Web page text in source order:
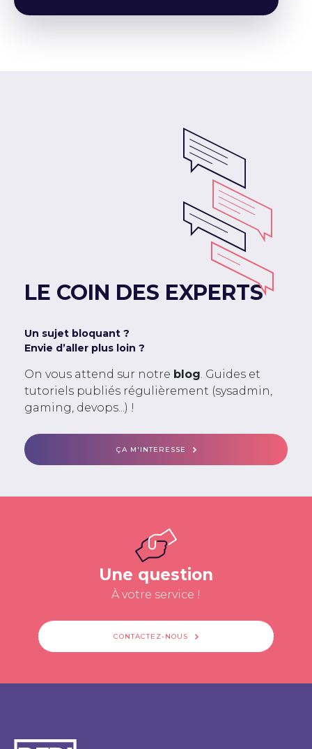
LE COIN DES EXPERTS
Un sujet bloquant ?
Envie d’aller plus loin ?
On vous attend sur notre blog. Guides et
tutoriels publiés régulièrement (sysadmin,
gaming, devops...) !
ÇA M'INTERESSE
Une question
À votre service !
CONTACTEZ-NOUS